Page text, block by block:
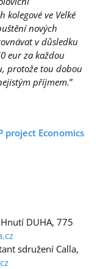
ve Velké
nových
v důsledku
eur za každou
protože tou dobou
příjmem.”
project Economics
DUHA, 775
sdružení Calla,